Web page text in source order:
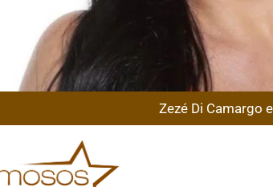
Zezé Di Camargo